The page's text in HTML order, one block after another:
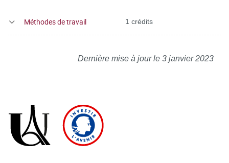
Méthodes de travail 1 crédits
Dernière mise à jour le 3 janvier 2023